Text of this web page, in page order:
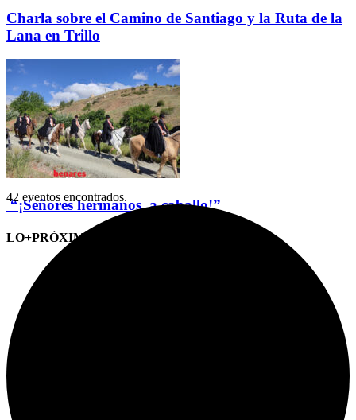
Charla sobre el Camino de Santiago y la Ruta de la
Lana en Trillo
“¡Señores hermanos, a caballo!”
LO+PRÓXIMO (CITAS)
42 eventos encontrados.